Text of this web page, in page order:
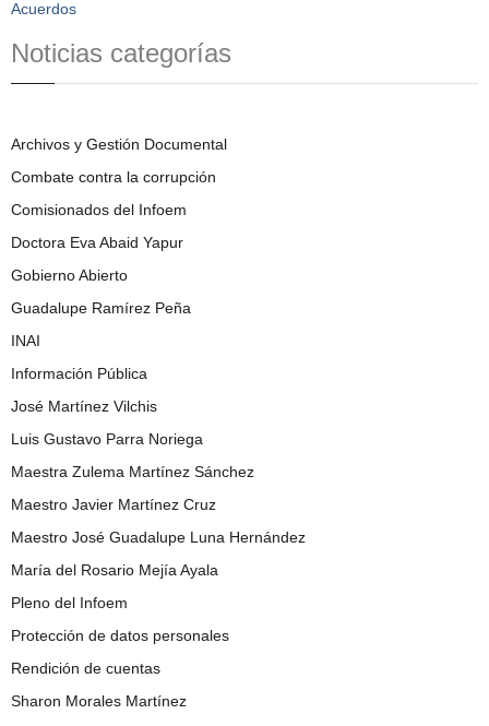
Acuerdos
Noticias categorías
Archivos y Gestión Documental
Combate contra la corrupción
Comisionados del Infoem
Doctora Eva Abaid Yapur
Gobierno Abierto
Guadalupe Ramírez Peña
INAI
Información Pública
José Martínez Vilchis
Luis Gustavo Parra Noriega
Maestra Zulema Martínez Sánchez
Maestro Javier Martínez Cruz
Maestro José Guadalupe Luna Hernández
María del Rosario Mejía Ayala
Pleno del Infoem
Protección de datos personales
Rendición de cuentas
Sharon Morales Martínez